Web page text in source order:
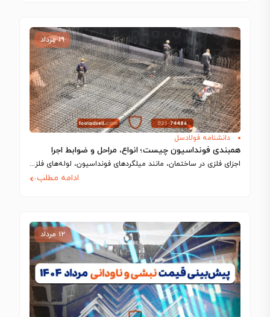
۱۹ مرداد
دانشنامه فولادسل
همبندی فونداسیون چیست؛ انواع، مراحل و ضوابط اجرا
اجزای فلزی در ساختمان، مانند میلگردهای فونداسیون، لوله‌های فلزی و شفت آسانسور، رسانای جریان…
ادامه مطلب
۱۲ مرداد